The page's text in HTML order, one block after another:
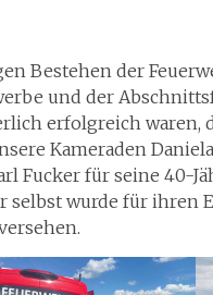
Bestehen der
und der
erfolgreich waren,
Kameraden
Fucker für seine 40-
selbst wurde für ihren